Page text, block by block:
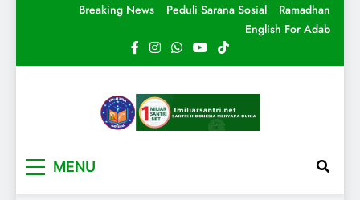
Breaking News
Peduli Sarana Sosial
Ramadhan
English For Adab
MENU